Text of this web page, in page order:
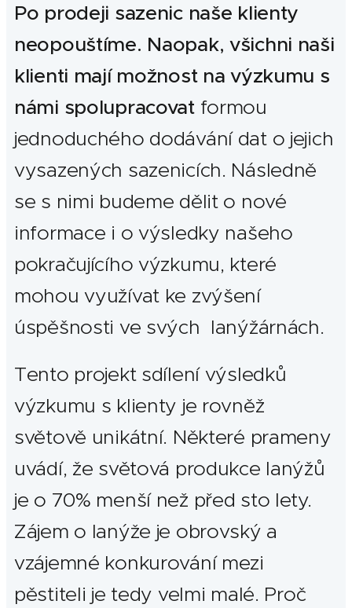
Po prodeji sazenic naše klienty
neopouštíme. Naopak, všichni naši
klienti mají možnost na výzkumu s
námi spolupracovatformou
jednoduchého dodávání dat o jejich
vysazených sazenicích. Následně
se s nimi budeme dělit o nové
informace i o výsledky našeho
pokračujícího výzkumu, které
mohou využívat ke zvýšení
úspěšnosti ve svých lanýžárnách.
Tento projekt sdílení výsledků
výzkumu s klienty je rovněž
světově unikátní. Některé prameny
uvádí, že světová produkce lanýžů
je o 70% menší než před sto lety.
Zájem o lanýže je obrovský a
vzájemné konkurování mezi
pěstiteli je tedy velmi malé. Proč